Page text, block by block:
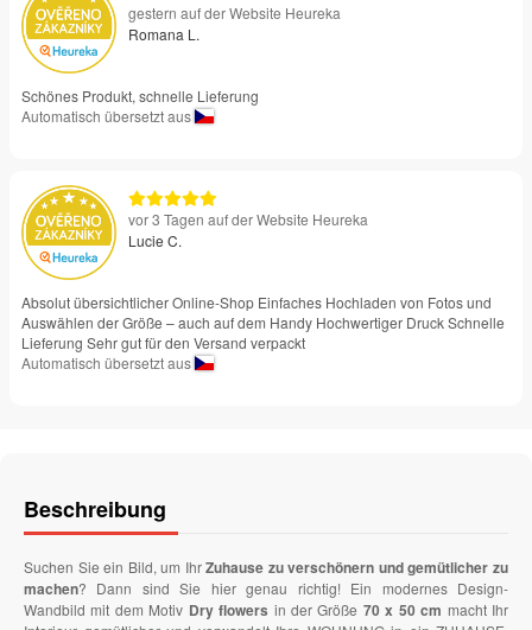
gestern auf der Website Heureka
Romana L.
Schönes Produkt, schnelle Lieferung
Automatisch übersetzt aus
vor 3 Tagen auf der Website Heureka
Lucie C.
Absolut übersichtlicher Online-Shop Einfaches Hochladen von Fotos und
Auswählen der Größe – auch auf dem Handy Hochwertiger Druck Schnelle
Lieferung Sehr gut für den Versand verpackt
Automatisch übersetzt aus
Beschreibung
Suchen Sie ein Bild, um IhrZuhause zu verschönern und gemütlicher zu
machen? Dann sind Sie hier genau richtig! Ein modernes Design-
Wandbild mit dem Motiv Dry flowers in der Größe 70 x 50 cm macht Ihr